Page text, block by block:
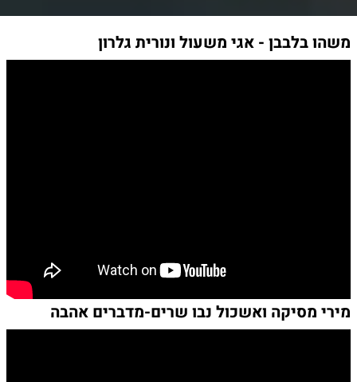
משהו בלבבן - אגי משעול ונורית גלרון
מירי מסיקה ואשכול נבו שרים-מדברים אהבה